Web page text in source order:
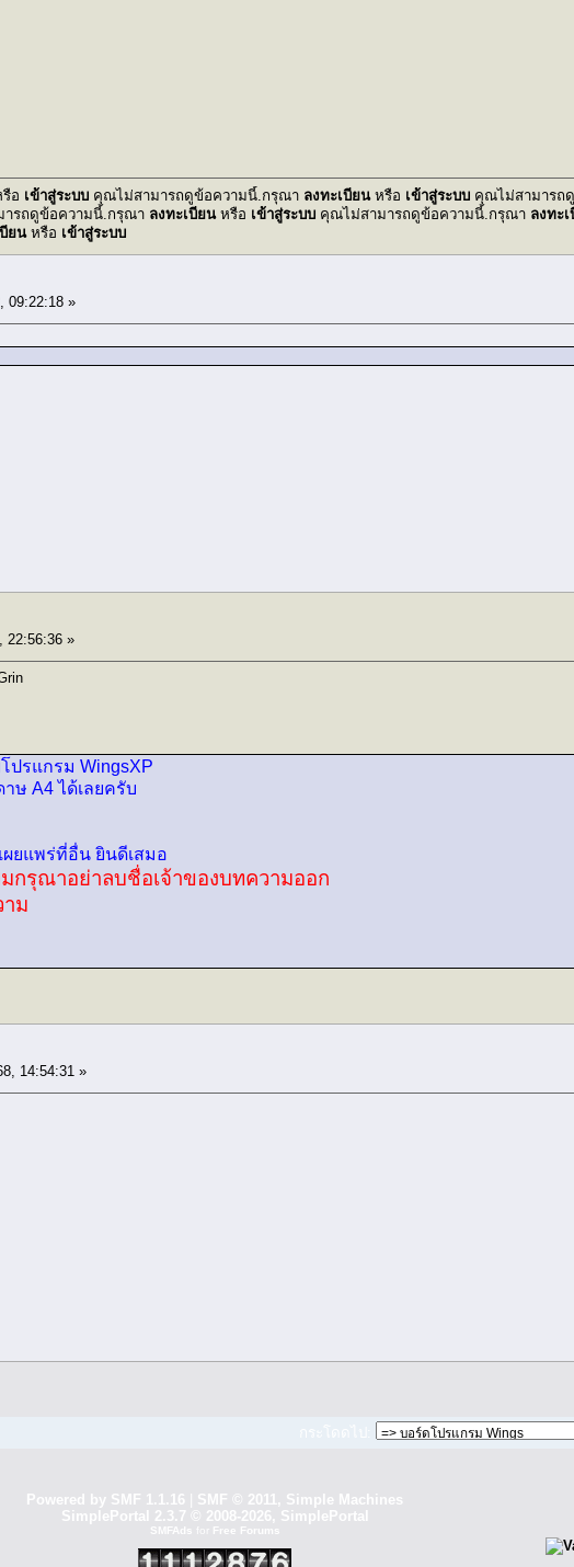
อ เข้าสู่ระบบ คุณไม่สามารถดูข้อความนี้.กรุณา ลงทะเบียนหรือ เข้าสู่ระบบ คุณไม่สามารถ
รถดูข้อความนี้.กรุณา ลงทะเบียนหรือ เข้าสู่ระบบ คุณไม่สามารถดูข้อความนี้.กรุณา ลงทะ
ยนหรือ เข้าสู่ระบบ
»
»
ปรแกรม WingsXP
ษ A4 ได้เลยครับ
ยแพร่ที่อื่น ยินดีเสมอ
กรุณาอย่าลบชื่อเจ้าของบทความออก
าม
14:54:31 »
Powered by SMF 1.1.16
SMF © 2011, Simple Machines
SimplePortal 2.3.7 © 2008-2026, SimplePortal
SMFAds for Free Forums